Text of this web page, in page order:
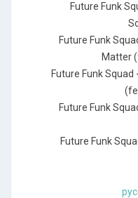
Future Funk
Future Funk
Matter
Future Funk
Future Funk
Future Funk